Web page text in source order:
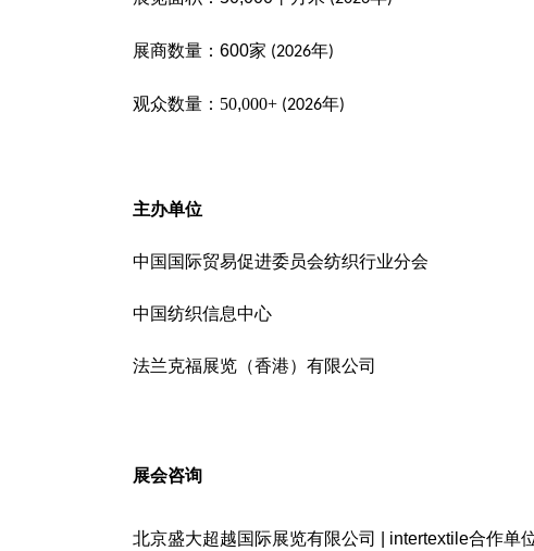
展商数量：600家 (2026年)
观众数量： 50,000+ (2026年)
主办单位
中国国际贸易促进委员会纺织行业分会
中国纺织信息中心
法兰克福展览（香港）有限公司
展会咨询
北京盛大超越国际展览有限公司 | intertextile合作单